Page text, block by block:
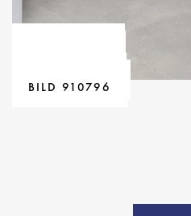
BILD 899606
BILD 910796